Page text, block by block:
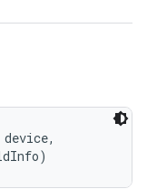
device,